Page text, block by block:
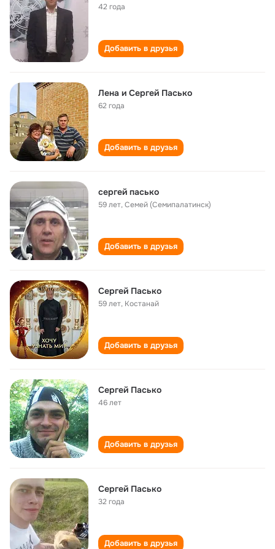
42 года
Добавить в друзья
Лена и Сергей Пасько
62 года
Добавить в друзья
сергей пасько
59 лет,Семей (Семипалатинск)
Добавить в друзья
Сергей Пасько
59 лет, Костанай
Добавить в друзья
Сергей Пасько
46 лет
Добавить в друзья
Сергей Пасько
32 года
Добавить в друзья